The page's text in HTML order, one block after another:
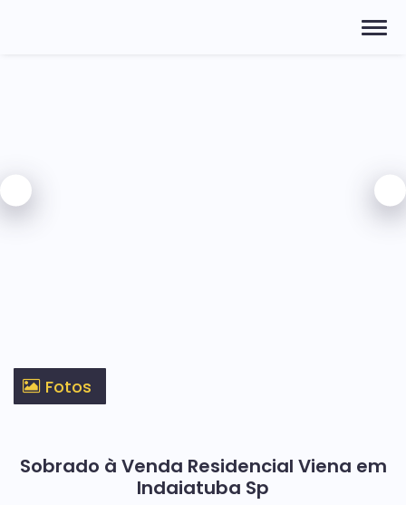
Fotos
Sobrado à Venda Residencial Viena em
Indaiatuba Sp